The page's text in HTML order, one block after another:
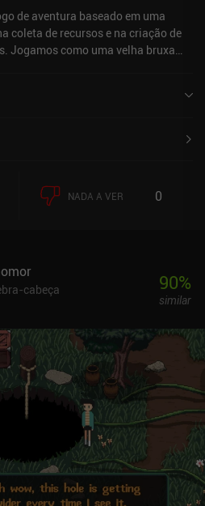
de aventura baseado em uma
coleta de recursos e na criação de
por um antigo demônio.
de seu sono eterno em um
estranhos, humor negro
sutis a contos folclóricos
Isso pode ser feito
e cogumelos e colhendo a carne
que primeiro devemos capturar
receitas de artesanato - e,
corridas para pegar coisas - só
nunca se torna muito entediante.
locais distintos do jogo, da
e das receitas estranhas que
lugares. Também gostei muito do
que tornaram a viagem a esse
realmente memorável.
que certamente agradará a todos
de aventura.
NADA A VER 0
cabeça
90%
similar